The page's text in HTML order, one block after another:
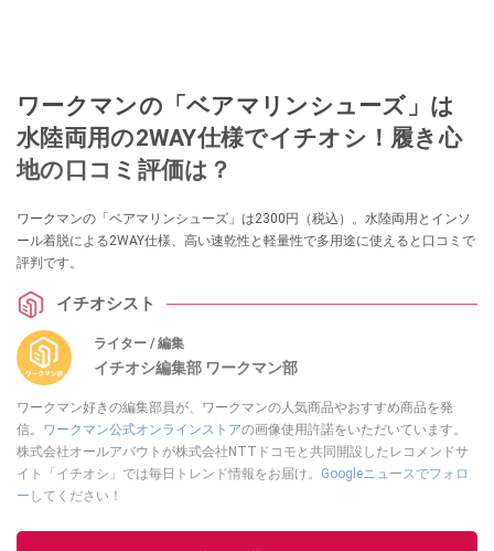
ワークマンの「ベアマリンシューズ」は
水陸両用の2WAY仕様でイチオシ！履き心
地の口コミ評価は？
ワークマンの「ベアマリンシューズ」は2300円（税込）。水陸両用とインソ
ール着脱による2WAY仕様、高い速乾性と軽量性で多用途に使えると口コミで
評判です。
イチオシスト
ライター / 編集
イチオシ編集部 ワークマン部
ワークマン好きの編集部員が、ワークマンの人気商品やおすすめ商品を発
信。 ワークマン公式オンラインストアの画像使用許諾をいただいています。
株式会社オールアバウトが株式会社NTTドコモと共同開設したレコメンドサ
イト「イチオシ」では毎日トレンド情報をお届け。 Googleニュースでフォロ
ー してください！
このイチオシストの他の記事を読む